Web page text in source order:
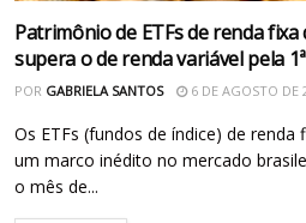
Patrimônio de ETFs de renda
supera o de renda variável pela
POR GABRIELA SANTOS 6 DE AGOSTO DE
Os ETFs (fundos de índice) de renda
um marco inédito no mercado
o mês de...